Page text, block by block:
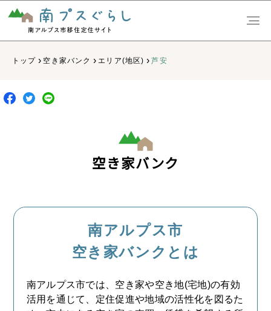
トップ › 空き家バンク › エリア(地区) › 芦安
空き家バンク
南アルプス市
空き家バンクとは
南アルプス市では、空き家や空き地(宅地)の有効
活用を通じて、定住促進や地域の活性化を図るた